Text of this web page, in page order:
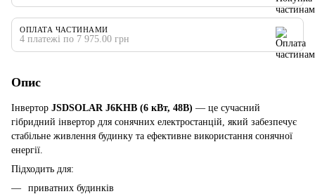
ОПЛАТА ЧАСТИНАМИ
4 платежі по 7 975.00 грн
Опис
Інвертор JSDSOLAR J6KHB (6 кВт, 48В) — це сучасний
гібридний інвертор для сонячних електростанцій, який забезпечує
стабільне живлення будинку та ефективне використання сонячної
енергії.
Підходить для:
приватних будинків